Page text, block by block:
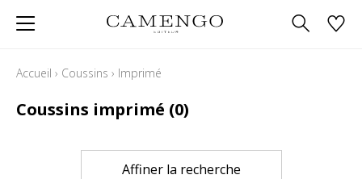
Accueil › Coussins › Imprimé
Coussins imprimé (0)
Affiner la recherche